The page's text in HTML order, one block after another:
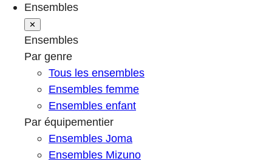
Ensembles
✕
Ensembles
Par genre
Tous les ensembles
Ensembles femme
Ensembles enfant
Par équipementier
Ensembles Joma
Ensembles Mizuno